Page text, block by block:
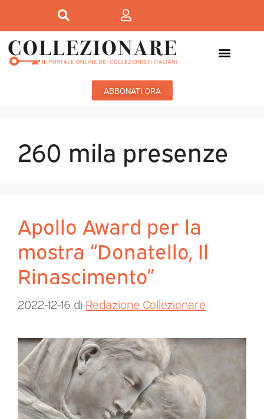
ABBONATI ORA
260 mila presenze
Apollo Award per la
mostra “Donatello, Il
Rinascimento”
2022-12-16 di Redazione Collezionare